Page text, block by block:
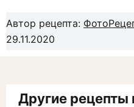
Автор рецепта:
29.11.2020
Другие рецепты